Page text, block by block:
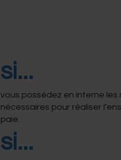
si...
vous possédez en interne
nécessaires pour réaliser
paie.
si...